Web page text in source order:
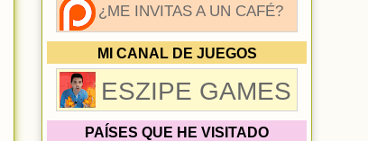
¿ME INVITAS A UN CAFÉ?
MI CANAL DE JUEGOS
ESZIPE GAMES
PAÍSES QUE HE VISITADO